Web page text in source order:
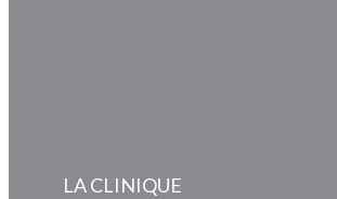
LA CLINIQUE